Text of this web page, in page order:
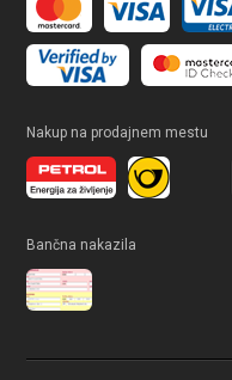
Nakup na prodajnem mestu
Bančna nakazila